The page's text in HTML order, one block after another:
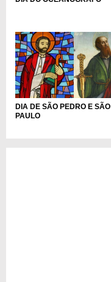
DIA DE SÃO PEDRO E SÃO
PAULO